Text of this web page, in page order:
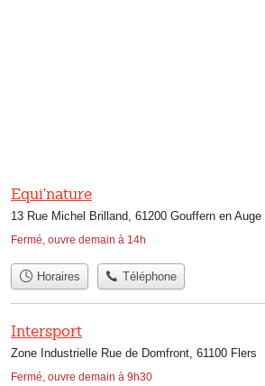
Equi'nature
13 Rue Michel Brilland, 61200 Gouffern en Auge
Fermé, ouvre demain à 14h
Horaires Téléphone
Intersport
Zone Industrielle Rue de Domfront, 61100 Flers
Fermé, ouvre demain à 9h30